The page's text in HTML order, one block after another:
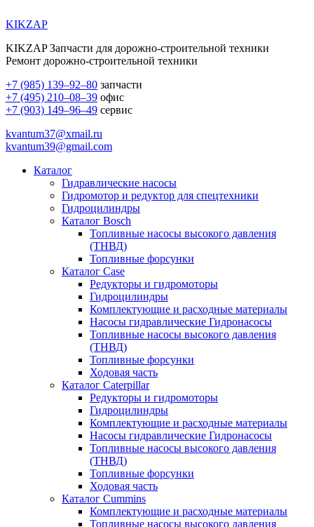
KIKZAP
KIKZAP Запчасти для дорожно-строительной техники
Ремонт дорожно-строительной техники
+7 (985) 139–92–80 запчасти
+7 (495) 210–08–39 офис
+7 (903) 149–96–49 сервис
kvantum37@xmail.ru
kvantum39@gmail.com
Каталог
Гидравлические насосы
Гидромотор и редуктор для спецтехники
Гидроцилиндры
Каталог Bosch
Топливные насосы высокого давления
(ТНВД)
Топливные форсунки
Каталог Case
Редукторы и гидромоторы
Гидроцилиндры
Комплектующие и расходные материалы
Насосы гидравлические Гидронасосы
Топливные насосы высокого давления
(ТНВД)
Топливные форсунки
Ходовая часть
Каталог Caterpillar
Редукторы и гидромоторы
Гидроцилиндры
Комплектующие и расходные материалы
Насосы гидравлические Гидронасосы
Топливные насосы высокого давления
(ТНВД)
Топливные форсунки
Ходовая часть
Каталог Cummins
Комплектующие и расходные материалы
Топливные насосы высокого давления